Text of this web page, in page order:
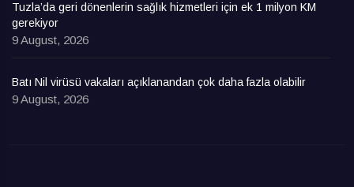
Tuzla’da geri dönenlerin sağlık hizmetleri için ek 1 milyon KM
gerekiyor
9 August, 2026
Batı Nil virüsü vakaları açıklanandan çok daha fazla olabilir
9 August, 2026